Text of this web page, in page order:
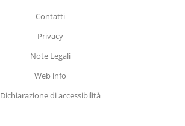
Contatti
Privacy
Note Legali
Web info
Dichiarazione di accessibilità